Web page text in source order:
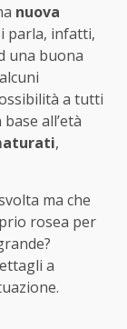
nuova
parla, infatti,
una buona
a tutti
all’età
,
ma che
rosea per
a